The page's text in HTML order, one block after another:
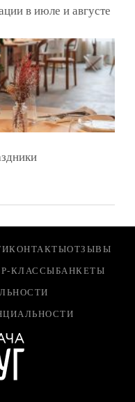
в июле и августе
КОНТАКТЫОТЗЫВЫ
КЛАССЫБАНКЕТЫ